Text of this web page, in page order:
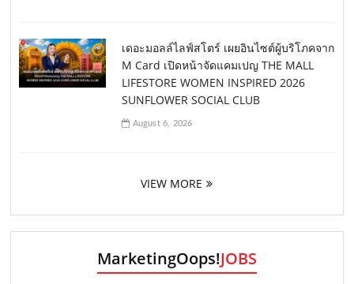
เดอะมอลล์ไลฟ์สโตร์ เผยอินไซต์ผู้บริโภคจาก
M Card เปิดหน้าจัดแคมเปญ THE MALL
LIFESTORE WOMEN INSPIRED 2026
SUNFLOWER SOCIAL CLUB
August 6, 2026
VIEW MORE
MarketingOops!JOBS